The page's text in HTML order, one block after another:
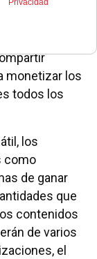
monetizar los
todos los
los
como
de ganar
que
contenidos
de varios
el